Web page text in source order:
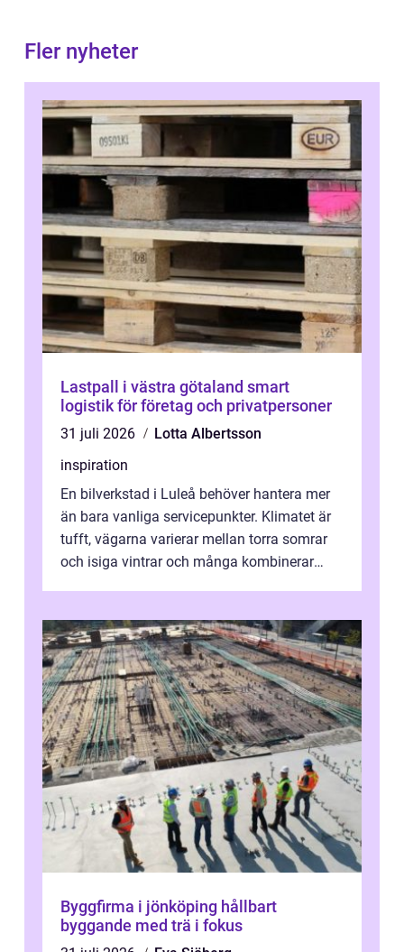
Fler nyheter
Lastpall i västra götaland smart
logistik för företag och privatpersoner
31 juli 2026
Lotta Albertsson
inspiration
En bilverkstad i Luleå behöver hantera mer
än bara vanliga servicepunkter. Klimatet är
tufft, vägarna varierar mellan torra somrar
och isiga vintrar och många kombinerar
Byggfirma i jönköping hållbart
byggande med trä i fokus